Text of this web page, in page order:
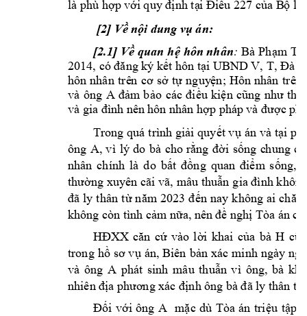
là phù hợp với quy định tại Điều 227 của Bộ
[2] Về nội dung vụ án:
[2.1] Về quan hệ hôn nhân: Bà Phạm Thị
2014, có đăng ký kết hôn tại UBND V, T, Đà
hôn nhân trên cơ sở tự nguyện; Hôn nhân trên
và ông A đảm bảo các điều kiện cũng như thủ
và gia đình nên hôn nhân hợp pháp và được
Trong quá trình giải quyết vụ án và tại
ông A, vì lý do bà cho rằng đời sống chung
nhân chính là do bất đồng quan điểm sống,
thường xuyên cãi vã, mâu thuẫn gia đình
đã ly thân từ năm 2023 đến nay không ai chăm
không còn tình cảm nữa, nên đề nghị Tòa án
HĐXX căn cứ vào lời khai của bà H
trong hồ sơ vụ án, Biên bản xác minh ngày ng
và ông A phát sinh mâu thuẫn vì ông, bà
nhiên địa phương xác định ông bà đã ly thân từ
Đối với ông A mặc dù Tòa án triệu tập